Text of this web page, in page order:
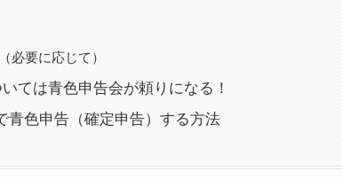
要に応じて）
ては青色申告会が頼りになる！
青色申告（確定申告）する方法